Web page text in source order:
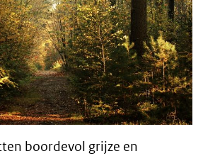
boordevol grijze en